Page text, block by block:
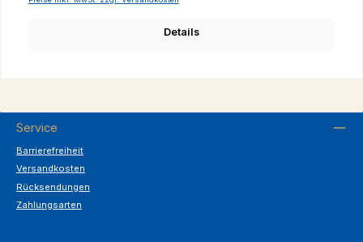
Details
Service
Barrierefreiheit
Versandkosten
Rücksendungen
Zahlungsarten